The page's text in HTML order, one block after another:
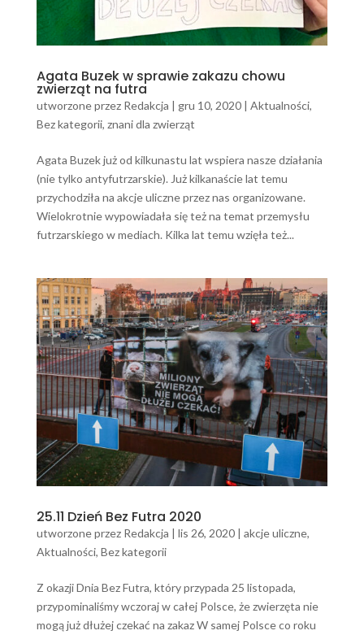
Agata Buzek w sprawie zakazu chowu
zwierząt na futra
utworzone przez Redakcja | gru 10, 2020| Aktualności,
Bez kategorii, znani dla zwierząt
Agata Buzek już od kilkunastu lat wspiera nasze działania
(nie tylko antyfutrzarskie). Już kilkanaście lat temu
przychodziła na akcje uliczne przez nas organizowane.
Wielokrotnie wypowiadała się też na temat przemysłu
futrzarskiego w mediach. Kilka lat temu wzięła też...
25.11 Dzień Bez Futra 2020
utworzone przez Redakcja | lis 26, 2020| akcje uliczne,
Aktualności, Bez kategorii
Z okazji Dnia Bez Futra, który przypada 25 listopada,
przypominaliśmy wczoraj w całej Polsce, że zwierzęta nie
mogą już dłużej czekać na zakaz W samej Polsce co roku